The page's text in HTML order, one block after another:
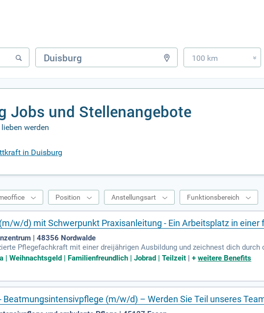
100 km »
Jobs und Stellenangebote
werden
in Duisburg
Position Anstellungsart Funktionsbereich
w/d) mit Schwerpunkt Praxisanleitung - Ein Arbeitsplatz in
| 48356 Nordwalde
Pflegefachkraft mit einer dreijährigen Ausbildung und zeichnest dich
attraktives Arbeitsumfeld mit 33 Urlaubstagen und bis zu 5 zusätzlichen freien
sichern deine Zukunft, während wir deine Weiterbildung zum Beispiel in
einer fairen Bezahlung nach AVR-C, Weihnachtsgeld und Einspringprämien
Schichtmodelle passen wir an deine Lebenslage an, damit du Beruf und
| Weihnachtsgeld | Familienfreundlich | Jobrad | Teilzeit |+weitere Benefits
Beatmungsintensivpflege (m/w/d) – Werden Sie Teil unseres